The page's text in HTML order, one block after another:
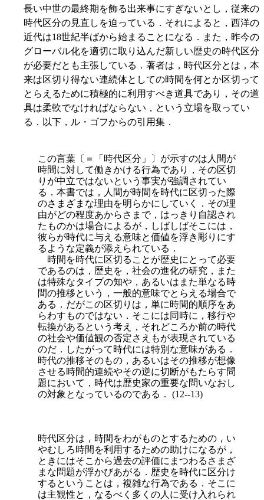
長い中世の最終期を飾る出来事にすぎないとし，従来の
時代区分の見直しを迫っている．それによると，西洋の
近代は18世紀半ばから始まることになる．また，昨今の
グローバル化を適切に取り込んだ新しい歴史の時代区分
が必要だとも主張している．著者は，時代区分とは，本
来は区切り得ない連続体としての時間を何とか区切って
とらえるために積極的に利用すべき道具であり，その道
具は柔軟でなければならない，という立場を取ってい
る．以下，ル・ゴフからの引用集．
この言葉〔＝「時代区分」〕が示すのは人間が
時間に対して働きかける行為であり，その区切
りが中立ではないという事実が強調されてい
る．本書では，人間が時間を時代に区切った際
のさまざまな理由を明らかにしていく．その理
由がどの程度あからさまで，はっきり自認され
たものかは場合によるが，しばしばそこには，
彼らが時代に与える意味と価値を浮き彫りにす
るような定義が添えられている．
時間を時代に区切ることが歴史にとって必要
であるのは，歴史を，社会の進化の研究，また
は特殊なタイプの知や，あるいはまた単なる時
間の推移という，一般的意味でとらえる場合で
ある．だがこの区切りは，単に時間的順序をあ
らわすものではない．そこには同時に，移行や
転換があるという考え，それどころか前の時代
の社会や価値観の否定さえもが表現されている
のだ．したがって時代には特別な意味がある．
時代の推移そのもの，あるいはその推移が想像
させる時間的連続やその逆に切断がもたらす問
題において，時代は歴史家の重要な問いなおし
の対象となっているのである． (12--13)
時代区分は，時間をわがものとするための，い
やむしろ時間を利用するための助けになるが，
ときにはそこから過去の評価にまつわるさまざ
まな問題が浮かびあがる．歴史を時代に区分け
するということは，複雑な行為である．そこに
は主観性と，なるべく多くの人に受け入れられ